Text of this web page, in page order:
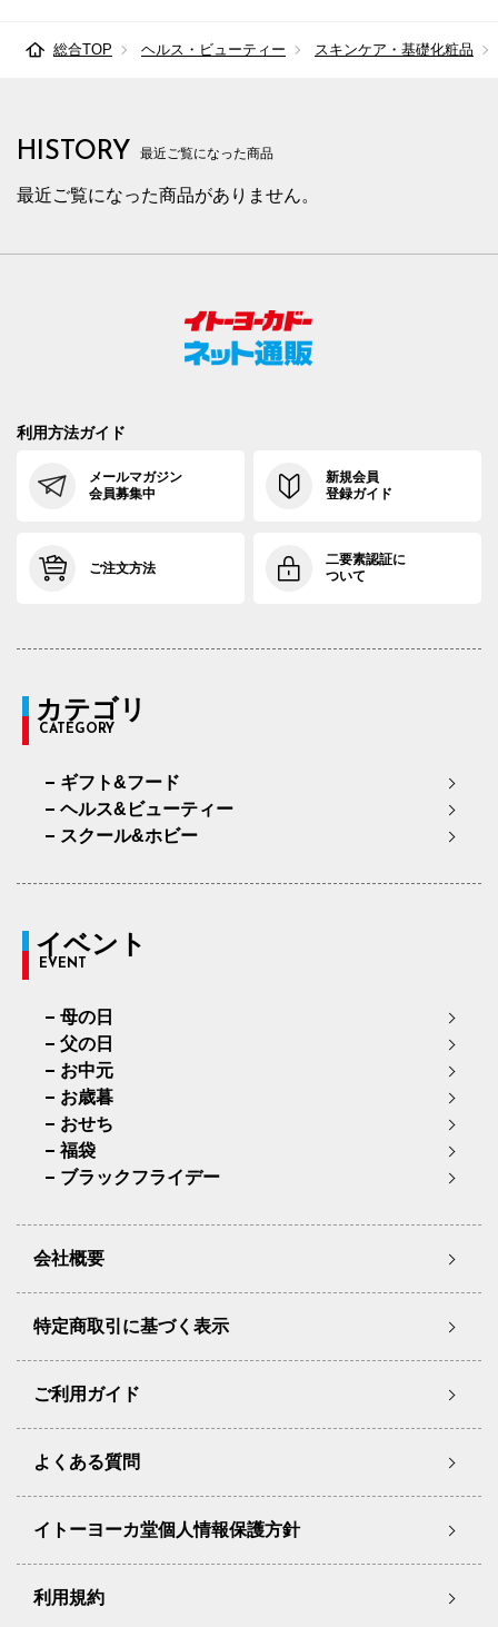
総合TOP ヘルス・ビューティー スキンケア・基礎化粧品
HISTORY 最近ご覧になった商品
最近ご覧になった商品がありません。
利用方法ガイド
メールマガジン
会員募集中
新規会員
登録ガイド
ご注文方法
二要素認証に
ついて
カテゴリ
CATEGORY
ギフト&フード
ヘルス&ビューティー
スクール&ホビー
イベント
EVENT
母の日
父の日
お中元
お歳暮
おせち
福袋
ブラックフライデー
会社概要
特定商取引に基づく表示
ご利用ガイド
よくある質問
イトーヨーカ堂個人情報保護方針
利用規約